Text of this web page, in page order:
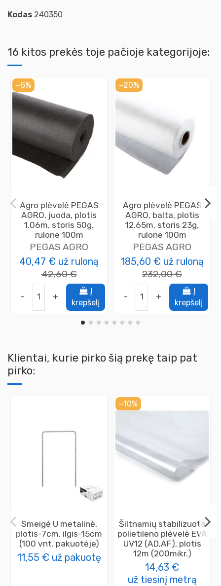
Kodas 240350
16 kitos prekės toje pačioje kategorijoje:
−5%
Agro plėvelė PEGAS
AGRO, juoda, plotis
1.06m, storis 50g,
rulone 100m
PEGAS AGRO
40,47 € už ruloną
42,60 €
- +
Į
krepšelį
−20%
Agro plėvelė PEGAS
AGRO, balta, plotis
12.65m, storis 23g,
rulone 100m
PEGAS AGRO
185,60 € už ruloną
232,00 €
- +
Į
krepšelį
Klientai, kurie pirko šią prekę taip pat
pirko:
Smeigė U metalinė,
plotis-7cm, ilgis-15cm
(100 vnt. pakuotėje)
11,55 € už pakuotę
−10%
Šiltnamių stabilizuota
polietileno plėvelė EVA
UV12 (AD,AF), plotis
12m (200mikr.)
14,63 €
už tiesinį metrą